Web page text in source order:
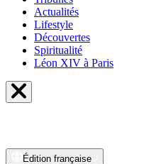
Actualités
Lifestyle
Découvertes
Spiritualité
Léon XIV à Paris
Édition française